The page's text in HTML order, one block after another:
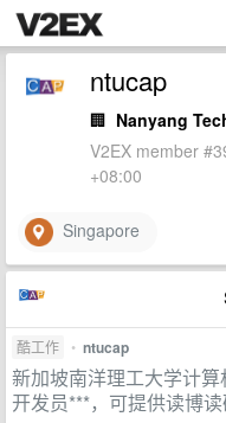
ntucap
🏢 Nanyang
V2EX member
+08:00
Singapore
酷工作 • ntucap
新加坡南洋理工大学计
开发员***，可提供读博读